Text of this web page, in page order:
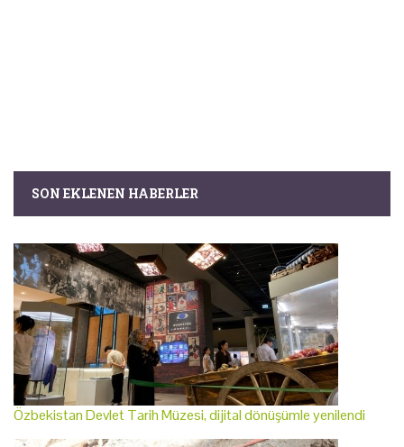
SON EKLENEN HABERLER
Özbekistan Devlet Tarih Müzesi, dijital dönüşümle yenilendi